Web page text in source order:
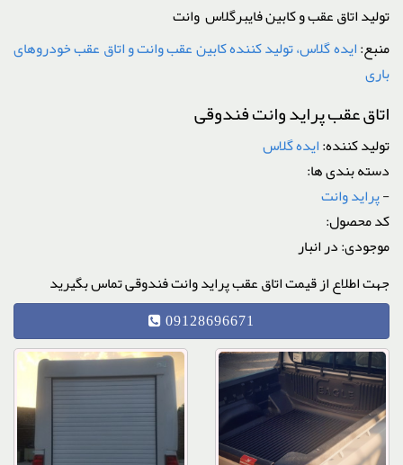
تولید اتاق عقب و کابین فایبرگلاس وانت
منبع:ایده گلاس، تولید کننده کابین عقب وانت و اتاق عقب خودروهای
باری
اتاق عقب پراید وانت فندوقی
تولید کننده:ایده گلاس
دسته بندی ها:
-پراید وانت
کد محصول:
موجودی: در انبار
جهت اطلاع از قیمت اتاق عقب پراید وانت فندوقی تماس بگیرید
09128696671